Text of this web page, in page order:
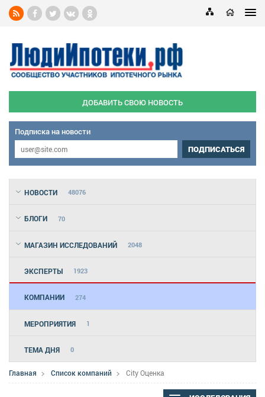
ДОБАВИТЬ СВОЮ НОВОСТЬ
Подписка на новости
ПОДПИСАТЬСЯ
НОВОСТИ 48076
БЛОГИ 70
МАГАЗИН ИССЛЕДОВАНИЙ 2048
ЭКСПЕРТЫ 1923
КОМПАНИИ 274
МЕРОПРИЯТИЯ 1
ТЕМА ДНЯ 0
Главная Список компаний City Оценка